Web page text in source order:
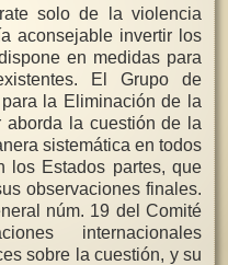
solo de la violencia
aconsejable invertir los
en medidas para
El Grupo de
la Eliminación de la
aborda la cuestión de la
sistemática en todos
los Estados partes, que
observaciones finales.
núm. 19 del Comité
internacionales
sobre la cuestión, y su